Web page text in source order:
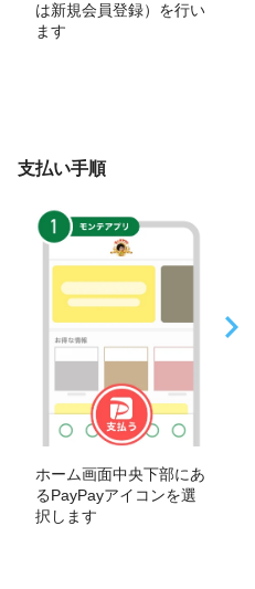
は新規会員登録）を行い
ます
支払い手順
ホーム画面中央下部にあ
るPayPayアイコンを選
択します